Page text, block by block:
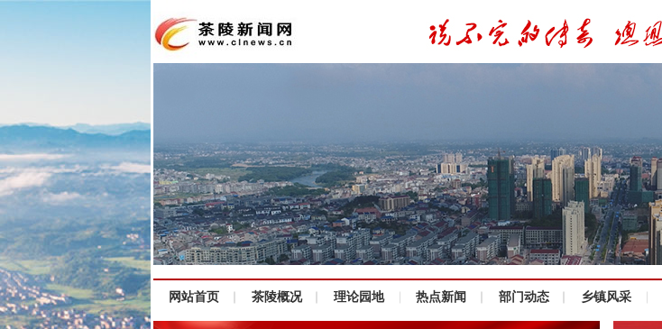
网站首页 茶陵概况 理论园地 热点新闻 部门动态 乡镇风采